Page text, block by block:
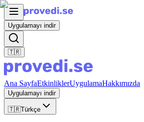
Uygulamayı indir
🇹🇷
Ana SayfaEtkinliklerUygulamaHakkımızda
Uygulamayı indir
🇹🇷Türkçe